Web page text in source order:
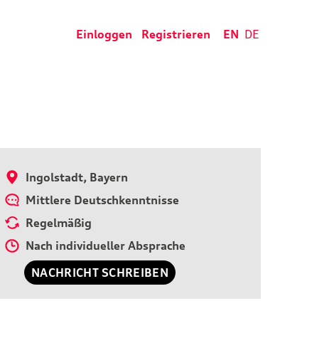
Einloggen Registrieren EN DE
Ingolstadt, Bayern
Mittlere Deutschkenntnisse
Regelmäßig
Nach individueller Absprache
NACHRICHT SCHREIBEN